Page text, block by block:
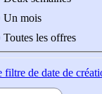
Un mois
Toutes les offres
filtre de date de